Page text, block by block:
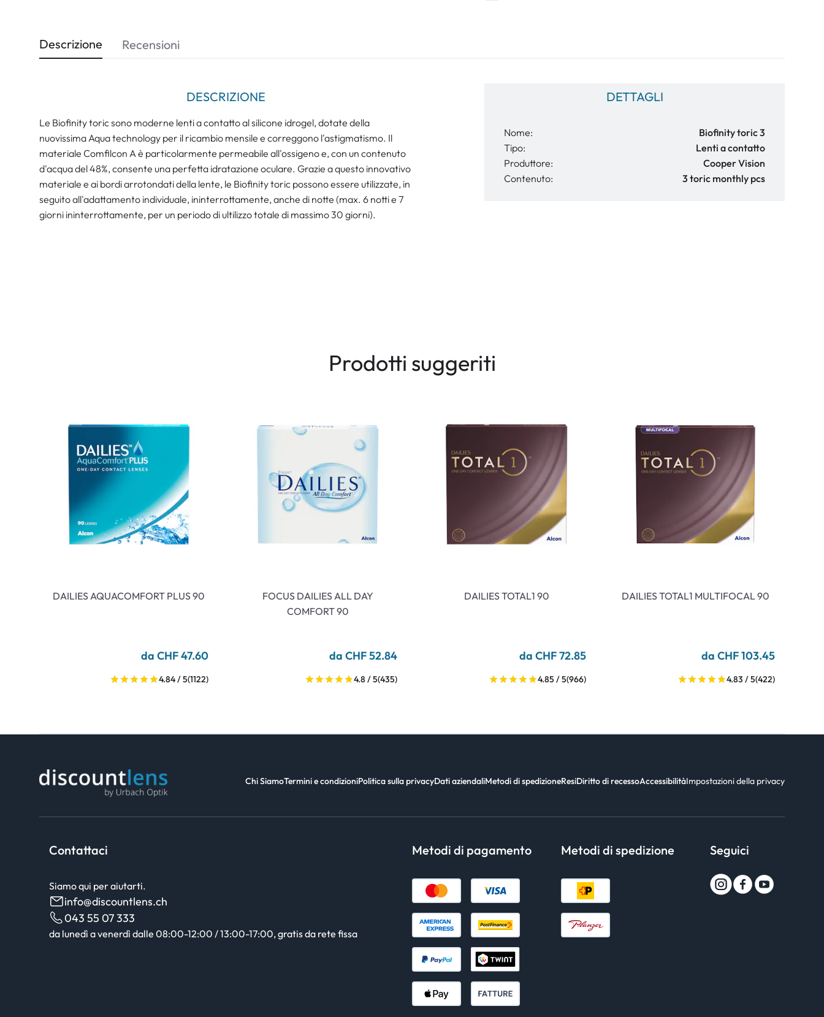
Descrizione
DESCRIZIONE
Le Biofinity toric sono moderne lenti a contatto al silicone idrogel, dotate della
nuovissima Aqua technology per il ricambio mensile e correggono l'astigmatismo. Il
materiale Comfilcon A è particolarmente permeabile all'ossigeno e, con un contenuto
d'acqua del 48%, consente una perfetta idratazione oculare. Grazie a questo innovativo
materiale e ai bordi arrotondati della lente, le Biofinity toric possono essere utilizzate, in
seguito all'adattamento individuale, ininterrottamente, anche di notte (max. 6 notti e 7
giorni ininterrottamente, per un periodo di ultilizzo totale di massimo 30 giorni).
DETTAGLI
Nome:
Biofinity toric 3
Tipo:
Lenti a contatto
Produttore:
Cooper Vision
Contenuto:
3 toric monthly pcs
Recensioni
Prodotti suggeriti
DAILIES AQUACOMFORT PLUS 90
da CHF 47.60
4.84 / 5(1122)
FOCUS DAILIES ALL DAY
COMFORT 90
da CHF 52.84
4.8 / 5(435)
DAILIES TOTAL1 90
da CHF 72.85
4.85 / 5(966)
DAILIES TOTAL1 MULTIFOCAL 90
da CHF 103.45
4.83 / 5(422)
Chi SiamoTermini e condizioniPolitica sulla privacyDati aziendaliMetodi di spedizioneResiDiritto di recessoAccessibilitàImpostazioni della privacy
Contattaci
Siamo qui per aiutarti.
info@discountlens.ch
043 55 07 333
da lunedì a venerdì dalle 08:00-12:00 / 13:00-17:00, gratis da rete fissa
Metodi di pagamento Metodi di spedizione Seguici